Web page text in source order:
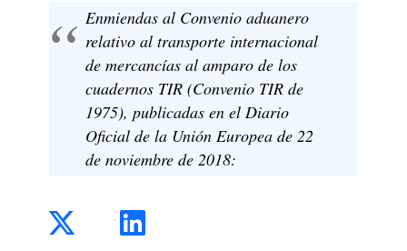
Enmiendas al Convenio aduanero
relativo al transporte internacional
de mercancías al amparo de los
cuadernos TIR (Convenio TIR de
1975), publicadas en el Diario
Oficial de la Unión Europea de 22
de noviembre de 2018: